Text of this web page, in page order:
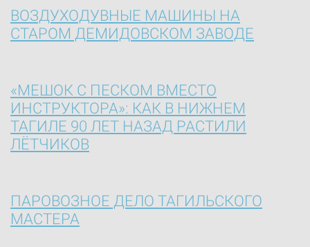
ВОЗДУХОДУВНЫЕ МАШИНЫ НА
СТАРОМ ДЕМИДОВСКОМ ЗАВОДЕ
«МЕШОК С ПЕСКОМ ВМЕСТО
ИНСТРУКТОРА»: КАК В НИЖНЕМ
ТАГИЛЕ 90 ЛЕТ НАЗАД РАСТИЛИ
ЛЁТЧИКОВ
ПАРОВОЗНОЕ ДЕЛО ТАГИЛЬСКОГО
МАСТЕРА